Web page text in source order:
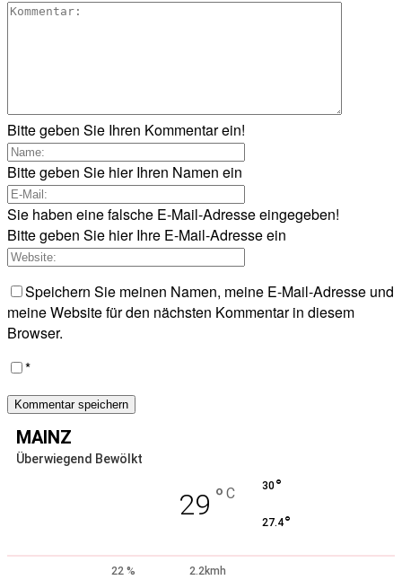
Bitte geben Sie Ihren Kommentar ein!
Bitte geben Sie hier Ihren Namen ein
Sie haben eine falsche E-Mail-Adresse eingegeben!
Bitte geben Sie hier Ihre E-Mail-Adresse ein
Speichern Sie meinen Namen, meine E-Mail-Adresse und
meine Website für den nächsten Kommentar in diesem
Browser.
*
MAINZ
Überwiegend Bewölkt
29 ° C 30°
27.4°
22 %
2.2kmh